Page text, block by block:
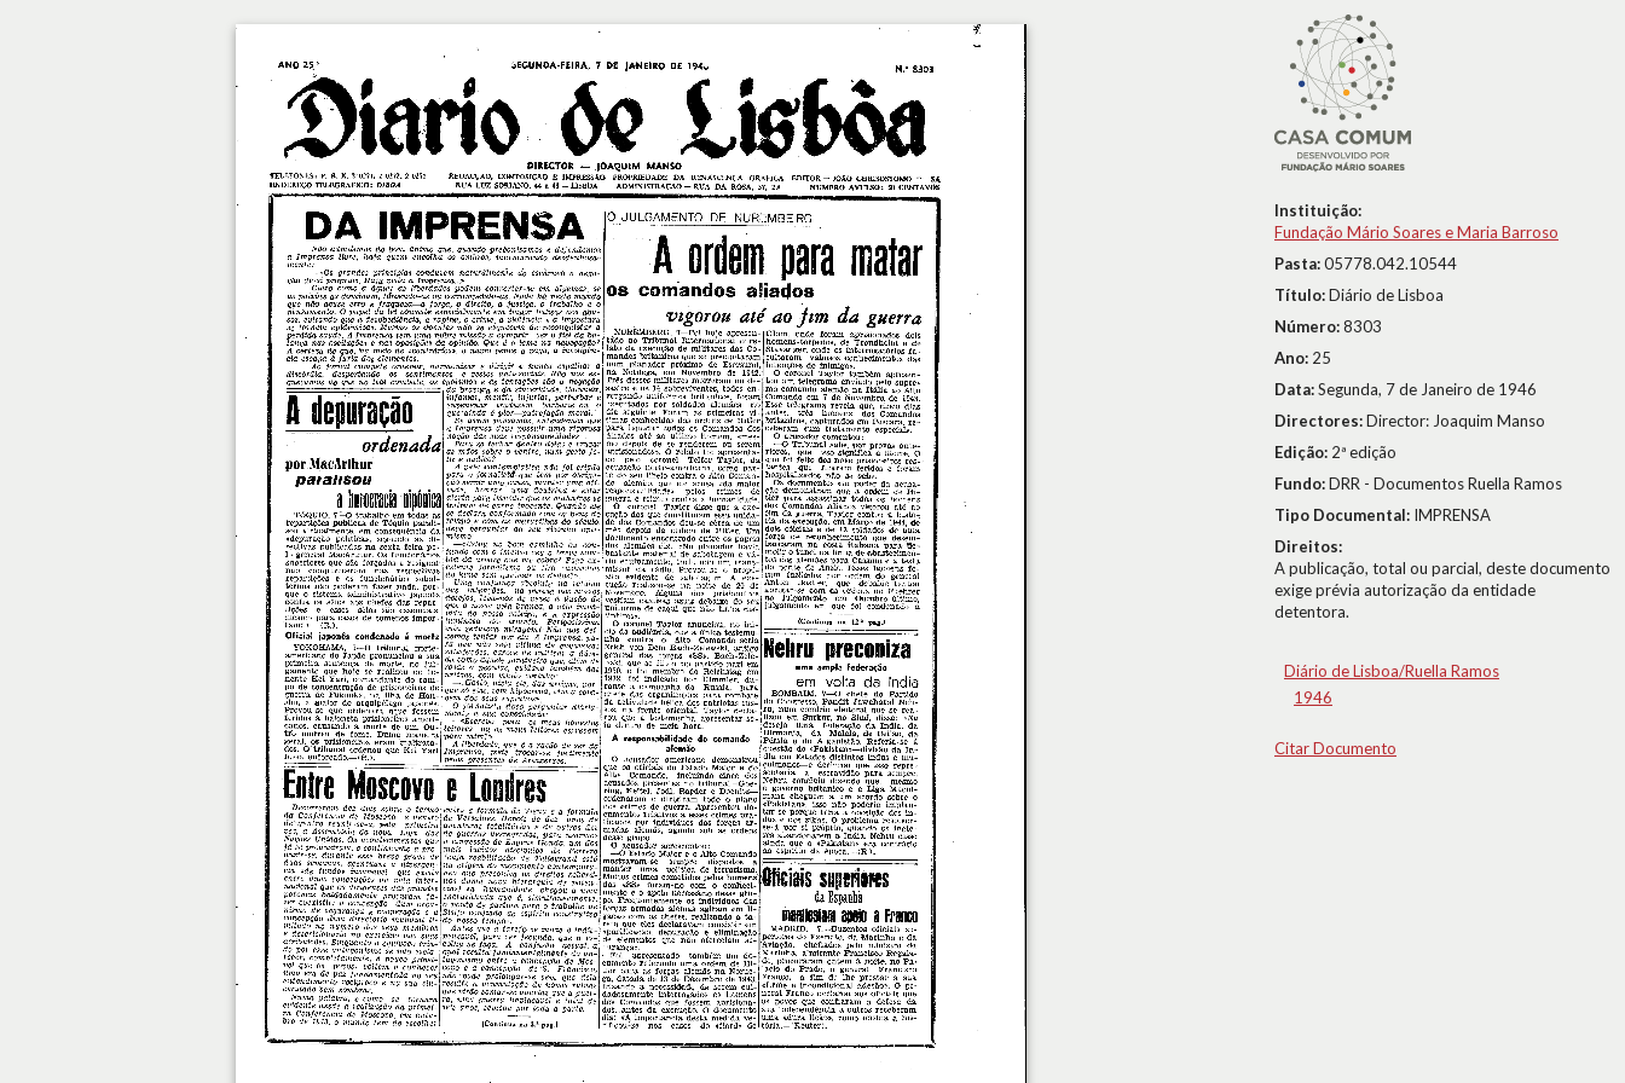
Instituição:
Fundação Mário Soares e Maria Barroso
Pasta:05778.042.10544
Título:Diário de Lisboa
Número:8303
Ano: 25
Data:Segunda, 7 de Janeiro de 1946
Directores:Director: Joaquim Manso
Edição: 2ª edição
Fundo:DRR - Documentos Ruella Ramos
Tipo Documental: IMPRENSA
Direitos:
A publicação, total ou parcial, deste documento
exige prévia autorização da entidade
detentora.
Diário de Lisboa/Ruella Ramos
1946
Citar Documento